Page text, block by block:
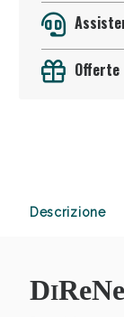
Offerte
Descrizione
DIReNe